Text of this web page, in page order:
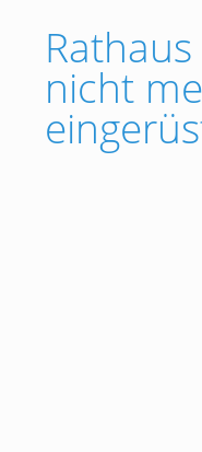
Rathaus
nicht